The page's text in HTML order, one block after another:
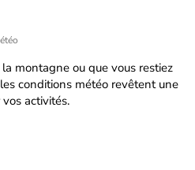
montagne ou que vous restiez
conditions météo revêtent une
activités.